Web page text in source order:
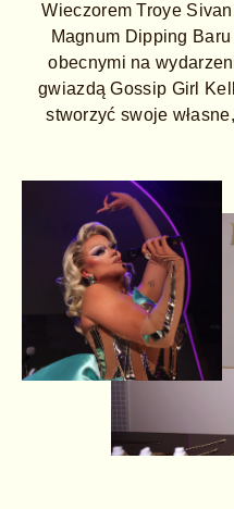
Wieczorem Troye
Magnum Dipping
obecnymi na
gwiazdą Gossip Girl
stworzyć swoje